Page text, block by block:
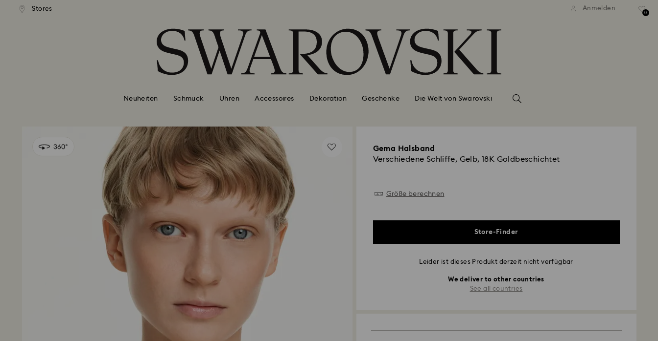
Liste Tastaturkürzel
Stores Anmelden
0
Neuheiten Schmuck Uhren Accessoires Dekoration Geschenke Die Welt von Swarovski
Gema Halsband
Verschiedene Schliffe, Gelb, 18K Goldbeschichtet
Größe berechnen
Store-Finder
Leider ist dieses Produkt derzeit nicht verfügbar
We deliver to other countries
See all countries